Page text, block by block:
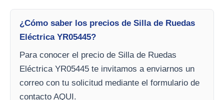
¿Cómo saber los precios de Silla de Ruedas
Eléctrica YR05445?
Para conocer el precio de Silla de Ruedas
Eléctrica YR05445 te invitamos a enviarnos un
correo con tu solicitud mediante el formulario de
contacto AQUI.